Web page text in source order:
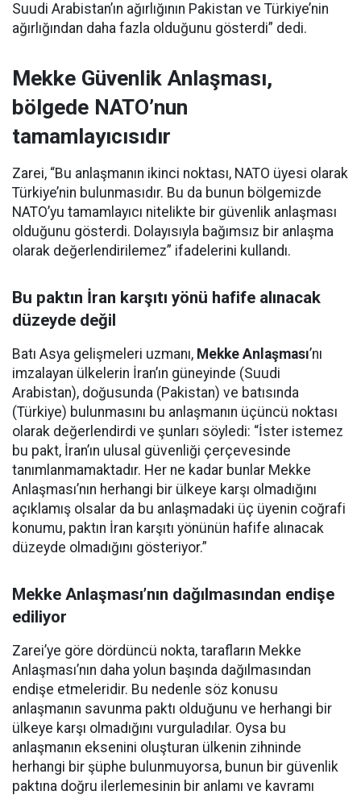
Suudi Arabistan’ın ağırlığının Pakistan ve Türkiye’nin
ağırlığından daha fazla olduğunu gösterdi” dedi.
Mekke Güvenlik Anlaşması,
bölgede NATO’nun
tamamlayıcısıdır
Zarei, “Bu anlaşmanın ikinci noktası, NATO üyesi olarak
Türkiye’nin bulunmasıdır. Bu da bunun bölgemizde
NATO’yu tamamlayıcı nitelikte bir güvenlik anlaşması
olduğunu gösterdi. Dolayısıyla bağımsız bir anlaşma
olarak değerlendirilemez” ifadelerini kullandı.
Bu paktın İran karşıtı yönü hafife alınacak
düzeyde değil
Batı Asya gelişmeleri uzmanı, Mekke Anlaşması’nı
imzalayan ülkelerin İran’ın güneyinde (Suudi
Arabistan), doğusunda (Pakistan) ve batısında
(Türkiye) bulunmasını bu anlaşmanın üçüncü noktası
olarak değerlendirdi ve şunları söyledi: “İster istemez
bu pakt, İran’ın ulusal güvenliği çerçevesinde
tanımlanmamaktadır. Her ne kadar bunlar Mekke
Anlaşması’nın herhangi bir ülkeye karşı olmadığını
açıklamış olsalar da bu anlaşmadaki üç üyenin coğrafi
konumu, paktın İran karşıtı yönünün hafife alınacak
düzeyde olmadığını gösteriyor.”
Mekke Anlaşması’nın dağılmasından endişe
ediliyor
Zarei’ye göre dördüncü nokta, tarafların Mekke
Anlaşması’nın daha yolun başında dağılmasından
endişe etmeleridir. Bu nedenle söz konusu
anlaşmanın savunma paktı olduğunu ve herhangi bir
ülkeye karşı olmadığını vurguladılar. Oysa bu
anlaşmanın eksenini oluşturan ülkenin zihninde
herhangi bir şüphe bulunmuyorsa, bunun bir güvenlik
paktına doğru ilerlemesinin bir anlamı ve kavramı